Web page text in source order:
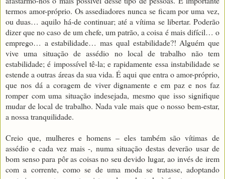
termos amor-próprio. Os assediadores nunca se ficam por uma vez,
ou duas… aquilo há-de continuar; até a vítima se libertar. Poderão
dizer que no caso de um chefe, um patrão, a coisa é mais difícil… o
emprego… a estabilidade… mas qual estabilidade?! Alguém que
vive uma situação de assédio no local de trabalho não tem
estabilidade; é impossível tê-la; e rapidamente essa instabilidade se
estende a outras áreas da sua vida. É aqui que entra o amor-próprio,
que nos dá a coragem de viver dignamente e em paz e nos faz
romper com uma situação indesejada, mesmo que isso signifique
mudar de local de trabalho. Nada vale mais que o nosso bem-estar,
a nossa tranquilidade.
Creio que, mulheres e homens – eles também são vítimas de
assédio e cada vez mais -, numa situação destas deverão usar de
bom senso para pôr as coisas no seu devido lugar, ao invés de irem
com a corrente, como se de uma moda se tratasse, adoptando